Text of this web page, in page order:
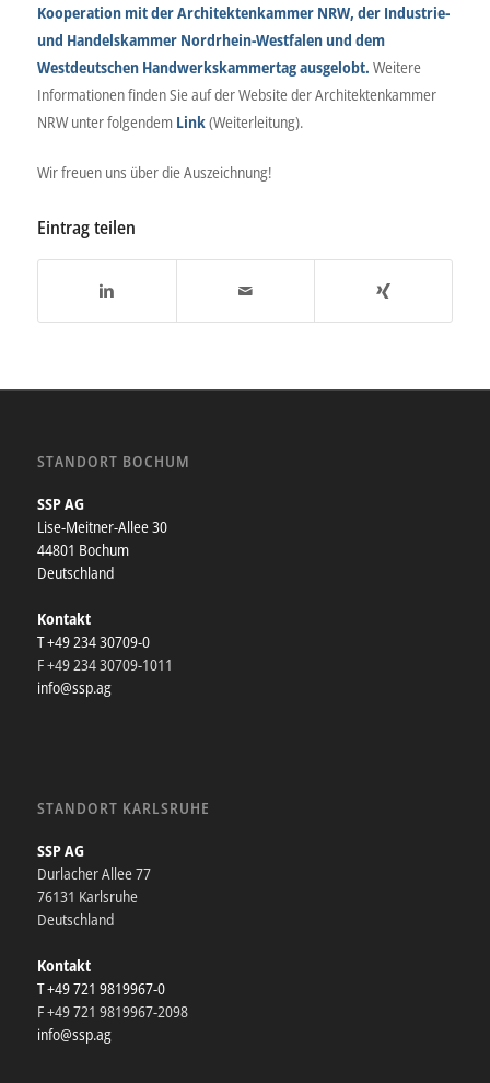
Kooperation mit der Architektenkammer NRW, der Industrie-
und Handelskammer Nordrhein-Westfalen und dem
Westdeutschen Handwerkskammertag ausgelobt. Weitere
Informationen finden Sie auf der Website der Architektenkammer
NRW unter folgendem Link(Weiterleitung).
Wir freuen uns über die Auszeichnung!
Eintrag teilen
STANDORT BOCHUM
SSP AG
Lise-Meitner-Allee 30
44801 Bochum
Deutschland
Kontakt
T +49 234 30709-0
F +49 234 30709-1011
info@ssp.ag
STANDORT KARLSRUHE
SSP AG
Durlacher Allee 77
76131 Karlsruhe
Deutschland
Kontakt
T +49 721 9819967-0
F +49 721 9819967-2098
info@ssp.ag